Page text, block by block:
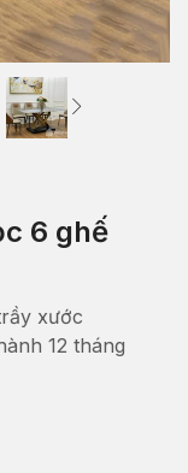
6 ghế
xước
12 tháng